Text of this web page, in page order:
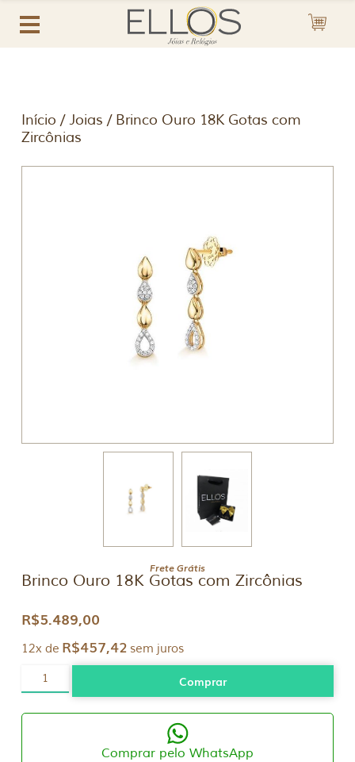
Início /Joias / Brinco Ouro 18K Gotas com
Zircônias
Frete Grátis
Brinco Ouro 18K Gotas com Zircônias
R$5.489,00
12x de R$457,42 sem juros
18K
com
Comprar
Comprar pelo WhatsApp